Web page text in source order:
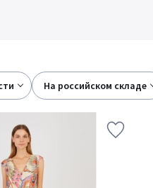
на российском складе